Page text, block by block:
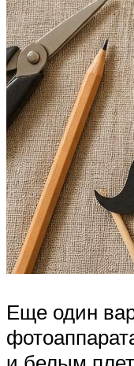
Еще один